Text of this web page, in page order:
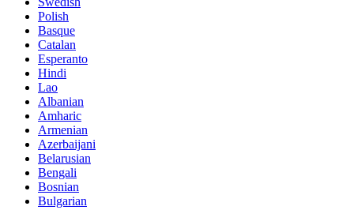
Polish
Basque
Catalan
Esperanto
Hindi
Lao
Albanian
Amharic
Armenian
Azerbaijani
Belarusian
Bengali
Bosnian
Bulgarian